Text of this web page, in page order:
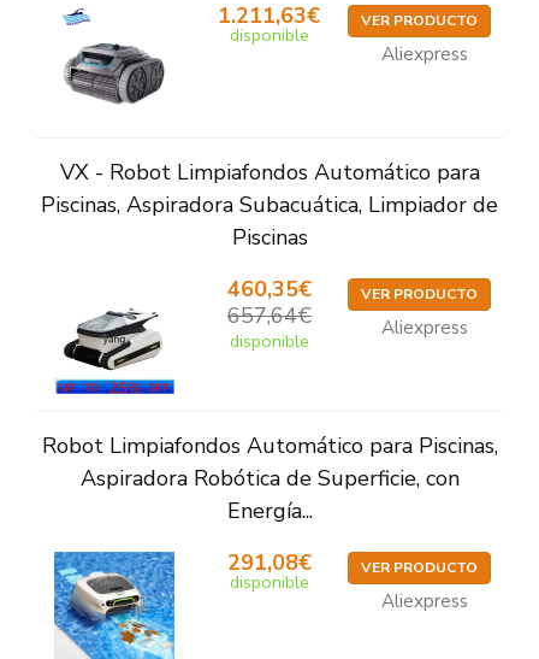
1.211,63€
disponible
VER PRODUCTO
Aliexpress
VX - Robot Limpiafondos Automático para
Piscinas, Aspiradora Subacuática, Limpiador de
Piscinas
460,35€
657,64€
disponible
VER PRODUCTO
Aliexpress
Robot Limpiafondos Automático para Piscinas,
Aspiradora Robótica de Superficie, con
Energía...
291,08€
disponible
VER PRODUCTO
Aliexpress